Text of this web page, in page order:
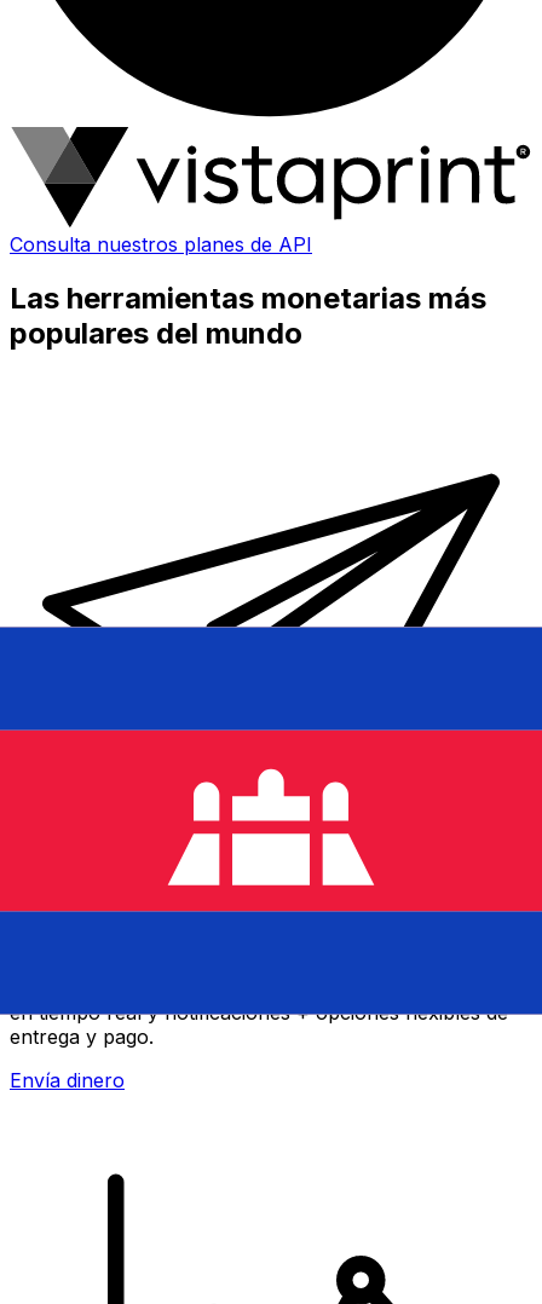
Consulta nuestros planes de API
Las herramientas monetarias más
populares del mundo
en tiempo real y notificaciones + opciones flexibles de
entrega y pago.
Envía dinero